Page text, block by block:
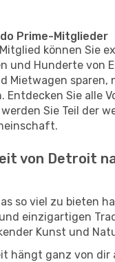
Prime-Mitglieder
können Sie
und Hunderte von
Mietwagen sparen,
Entdecken Sie alle
Sie Teil der
von Detroit
so viel zu bieten
einzigartigen
Kunst und
hängt ganz von dir